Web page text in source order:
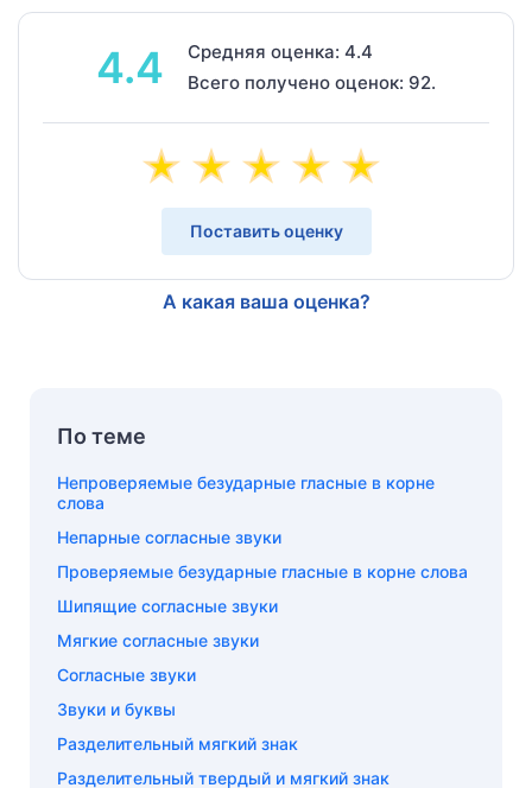
4.4
Средняя оценка: 4.4
Всего получено оценок: 92.
Поставить оценку
А какая ваша оценка?
По теме
Непроверяемые безударные гласные в корне
слова
Непарные согласные звуки
Проверяемые безударные гласные в корне слова
Шипящие согласные звуки
Мягкие согласные звуки
Согласные звуки
Звуки и буквы
Разделительный мягкий знак
Разделительный твердый и мягкий знак